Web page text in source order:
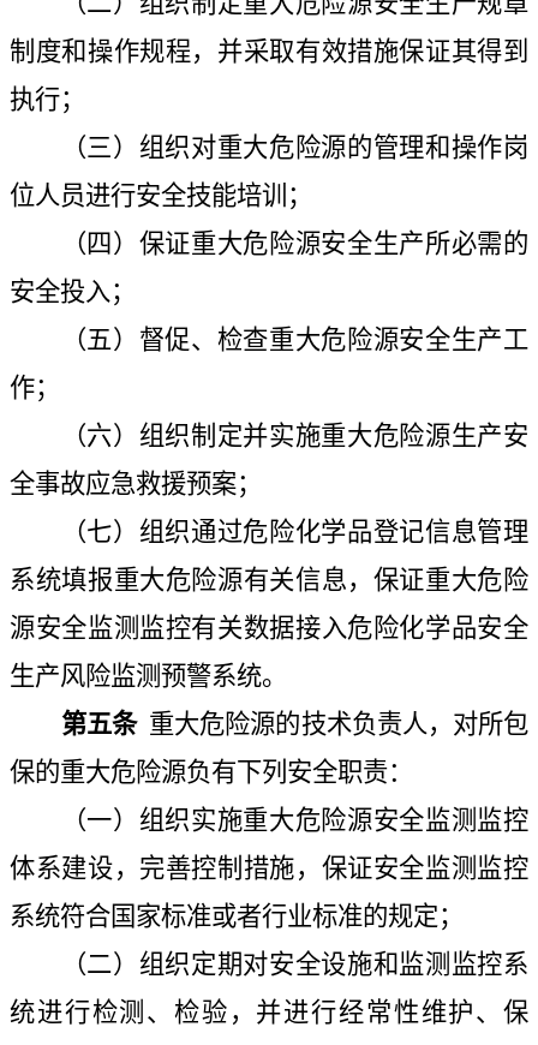
制度和操作规程，并采取有效措施保证其得到
执行；
（三）组织对重大危险源的管理和操作岗
位人员进行安全技能培训；
（四）保证重大危险源安全生产所必需的
安全投入；
（五）督促、检查重大危险源安全生产工
作；
（六）组织制定并实施重大危险源生产安
全事故应急救援预案；
（七）组织通过危险化学品登记信息管理
系统填报重大危险源有关信息，保证重大危险
源安全监测监控有关数据接入危险化学品安全
生产风险监测预警系统。
第五条 重大危险源的技术负责人，对所包
保的重大危险源负有下列安全职责：
（一）组织实施重大危险源安全监测监控
体系建设，完善控制措施，保证安全监测监控
系统符合国家标准或者行业标准的规定；
（二）组织定期对安全设施和监测监控系
统进行检测、检验，并进行经常性维护、保